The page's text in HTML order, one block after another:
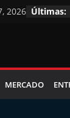
2026 Últimas:
MERCADO